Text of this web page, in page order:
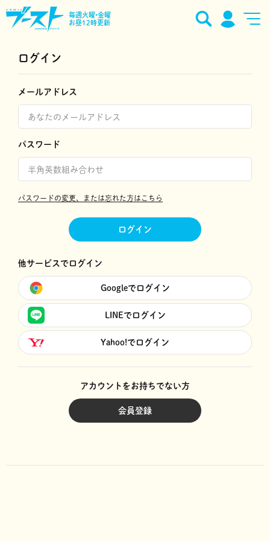
毎週火曜•金曜
お昼12時更新
ログイン
メールアドレス
パスワード
パスワードの変更、または忘れた方はこちら
ログイン
他サービスでログイン
Googleでログイン
LINEでログイン
Yahoo!でログイン
アカウントをお持ちでない方
会員登録